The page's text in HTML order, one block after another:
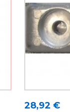
Prix
28,92 €